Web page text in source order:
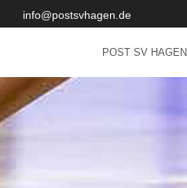
info@postsvhagen.de
POST SV HAGEN